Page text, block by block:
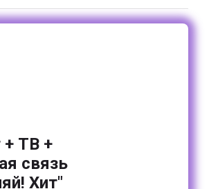
+ ТВ +
связь
Хит"